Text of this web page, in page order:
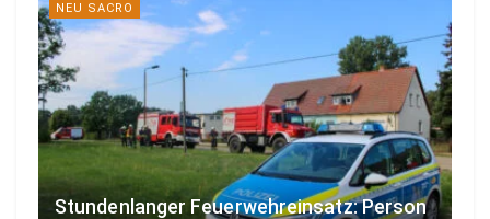
NEU SACRO
Stundenlanger Feuerwehreinsatz: Person